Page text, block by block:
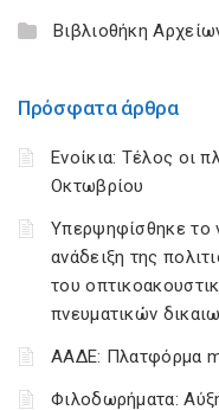
Βιβλιοθήκη
Πρόσφατα άρθρα
Ενοίκια: Τέλος οι
Οκτωβρίου
Υπερψηφίσθηκε το
ανάδειξη της
του
πνευματικών
ΑΑΔΕ: Πλατφόρμα
Φιλοδωρήματα: